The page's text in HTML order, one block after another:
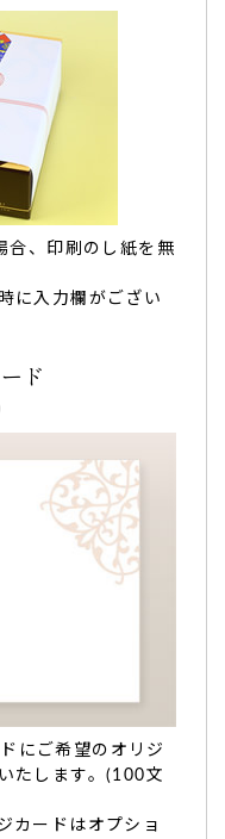
・クラリネーテス」の
しました。
べるのがもったいな
はなく、
した。また機会があり
おみ様）
/10個入り)
らかくてしっとり、
ヘン（オリジナルメッ
ました。
たが、丁寧かつ親切に
します。（M.N様）
合、印刷のし紙を無
に入力欄がござい
ド
にご希望のオリジ
たします。(100文
カードはオプショ